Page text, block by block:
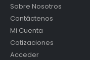
Sobre Nosotros
Contáctenos
Mi Cuenta
Cotizaciones
Acceder